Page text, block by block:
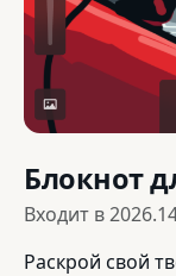
Блокнот
Входит в
Раскрой свой